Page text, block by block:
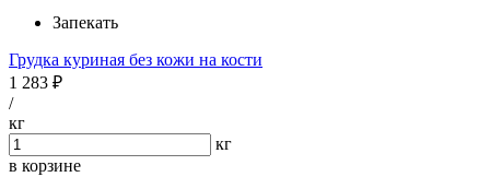
Запекать
Грудка куриная без кожи на кости
1 283 ₽
/
кг
кг
в корзине